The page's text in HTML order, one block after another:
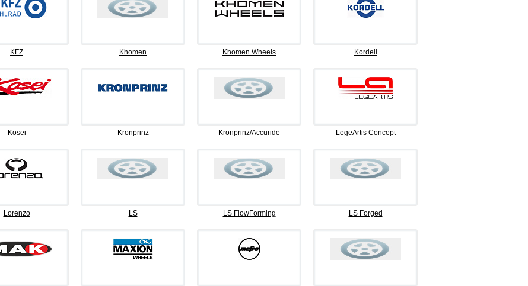
KFZ Khomen Khomen Wheels Kordell
Kosei Kronprinz Kronprinz/Accuride LegeArtis Concept
Lorenzo LS LS FlowForming LS Forged